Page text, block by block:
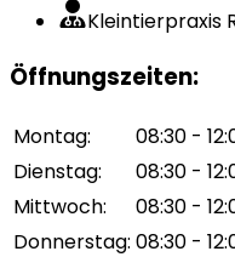
Kleintierpraxis
Öffnungszeiten:
Montag:
08:30 -
Dienstag:
08:30 -
Mittwoch:
08:30 -
Donnerstag: 08:30 -